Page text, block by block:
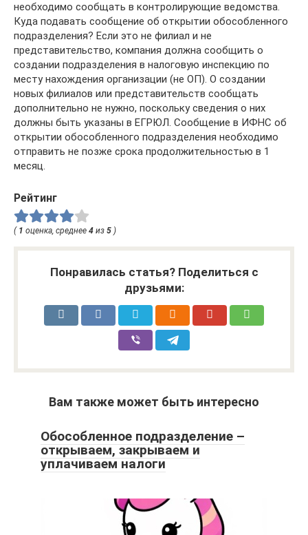
необходимо сообщать в контролирующие ведомства.
Куда подавать сообщение об открытии обособленного
подразделения? Если это не филиал и не
представительство, компания должна сообщить о
создании подразделения в налоговую инспекцию по
месту нахождения организации (не ОП). О создании
новых филиалов или представительств сообщать
дополнительно не нужно, поскольку сведения о них
должны быть указаны в ЕГРЮЛ. Сообщение в ИФНС об
открытии обособленного подразделения необходимо
отправить не позже срока продолжительностью в 1
месяц.
Рейтинг
( 1 оценка, среднее 4 из 5 )
Понравилась статья? Поделиться с
друзьями:
Вам также может быть интересно
Обособленное подразделение –
открываем, закрываем и
уплачиваем налоги